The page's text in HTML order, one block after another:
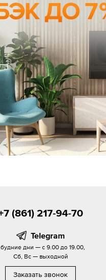
(861) 217-94-70
Telegram
будние дни — с 9.00 до 19.00,
Сб, Вс — выходной
Заказать звонок